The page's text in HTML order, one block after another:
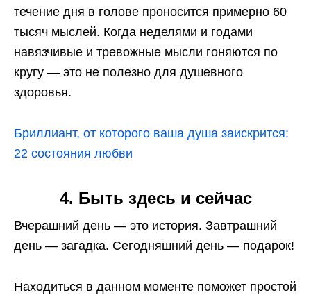
течение дня в голове проносится примерно 60
тысяч мыслей. Когда неделями и годами
навязчивые и тревожные мысли гоняются по
кругу — это не полезно для душевного
здоровья.
Бриллиант, от которого ваша душа заискрится:
22 состояния любви
4. Быть здесь и сейчас
Вчерашний день — это история. Завтрашний
день — загадка. Сегодняшний день — подарок!
Находиться в данном моменте поможет простой